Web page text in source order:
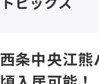
西条中央江